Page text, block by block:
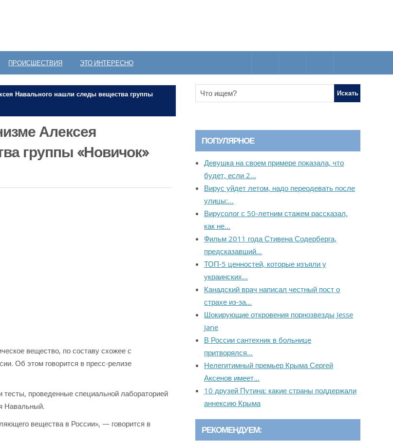
ПРОИСШЕСТВИЯ ЭТО ИНТЕРЕСНО
Навального нашли следы вещества группы
Алексея
группы «Новичок»
вещество, по составу схожее с
Об этом говорится в пресс-релизе
тесты, проведенные специальной лабораторией
Навальный.
вещества в России», — говорится в
ПОПУЛЯРНОЕ
Девушка на своем примере показала, что
будет, если 2…
Вирус уйдет летом, надо переодевать после
улицы:…
Вирусолог с 50-летним стажем рассказал,
как не…
Фильм 2011 года Стивена Содерберга,
предсказавший…
ТОП-5 ценностей, которые изъяли у
украинских…
Канадский врач написал честный пост о
страхе из-за…
Шокирующие откровения порнозвезды Jesse
Jane
В России сантехник в больнице
притворялся…
Нелегитимный премьер Крыма Сергей
Аксенов имеет…
10 друзей Путина: какие страны поддержали
аннексию Крыма
РЕКОМЕНДУЕМ: